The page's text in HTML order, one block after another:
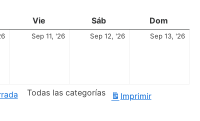
Vie Sáb Dom
Sep 11, '26 Sep 12, '26 Sep 13, '26
Todas las categorías Imprimir